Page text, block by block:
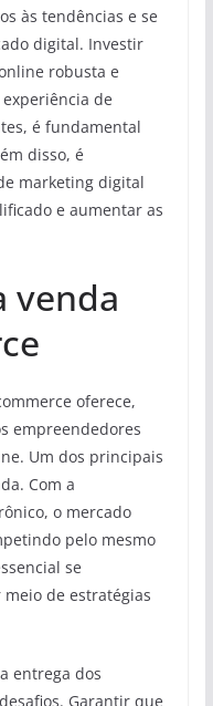
às tendências e se
digital. Investir
robusta e
de
é fundamental
disso, é
marketing digital
e aumentar as
venda
oferece,
empreendedores
Um dos principais
Com a
o mercado
pelo mesmo
se
de estratégias
entrega dos
Garantir que